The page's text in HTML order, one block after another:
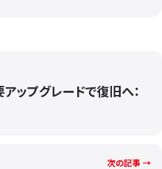
ップグレードで復旧へ：
次の記事 →